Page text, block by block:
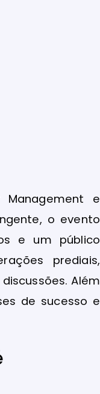
Management e
o evento
e um público
prediais,
Além
de sucesso e